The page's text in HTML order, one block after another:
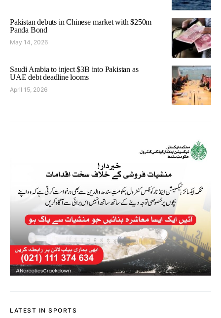
Pakistan debuts in Chinese market with $250m
Panda Bond
May 14, 2026
Saudi Arabia to inject $3B into Pakistan as
UAE debt deadline looms
April 15, 2026
LATEST IN SPORTS